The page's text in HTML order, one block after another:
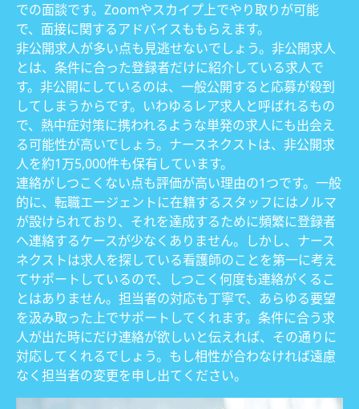
での面談です。Zoomやスカイプ上でやり取りが可能
で、面接に関するアドバイスももらえます。
非公開求人が多い点も見逃せないでしょう。非公開求人
とは、条件に合った登録者だけに紹介している求人で
す。非公開にしているのは、一般公開すると応募が殺到
してしまうからです。いわゆるレア求人と呼ばれるもの
で、熱中症対策に携われるような単発の求人にも出会え
る可能性が高いでしょう。ナースネクストは、非公開求
人を約1万5,000件も保有しています。
連絡がしつこくない点も評価が高い理由の1つです。一般
的に、転職エージェントに在籍するスタッフにはノルマ
が設けられており、それを達成するために頻繁に登録者
へ連絡するケースが少なくありません。しかし、ナース
ネクストは求人を探している看護師のことを第一に考え
てサポートしているので、しつこく何度も連絡がくるこ
とはありません。担当者の対応も丁寧で、あらゆる要望
を汲み取った上でサポートしてくれます。条件に合う求
人が出た時にだけ連絡が欲しいと伝えれば、その通りに
対応してくれるでしょう。もし相性が合わなければ遠慮
なく担当者の変更を申し出てください。